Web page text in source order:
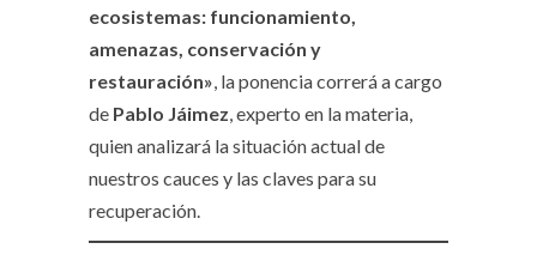
ecosistemas: funcionamiento,
amenazas, conservación y
restauración», la ponencia correrá a cargo
de Pablo Jáimez, experto en la materia,
quien analizará la situación actual de
nuestros cauces y las claves para su
recuperación.